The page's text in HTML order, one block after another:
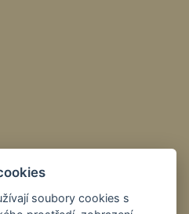
soubory cookies s